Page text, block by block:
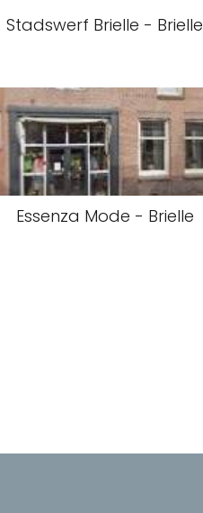
Stadswerf Brielle - Brielle
Essenza Mode - Brielle